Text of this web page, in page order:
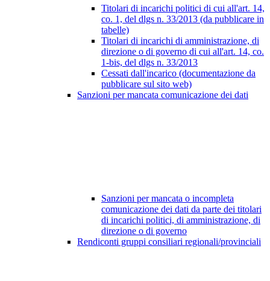
Titolari di incarichi politici di cui all'art. 14,
co. 1, del dlgs n. 33/2013 (da pubblicare in
tabelle)
Titolari di incarichi di amministrazione, di
direzione o di governo di cui all'art. 14, co.
1-bis, del dlgs n. 33/2013
Cessati dall'incarico (documentazione da
pubblicare sul sito web)
Sanzioni per mancata comunicazione dei dati
Sanzioni per mancata o incompleta
comunicazione dei dati da parte dei titolari
di incarichi politici, di amministrazione, di
direzione o di governo
Rendiconti gruppi consiliari regionali/provinciali